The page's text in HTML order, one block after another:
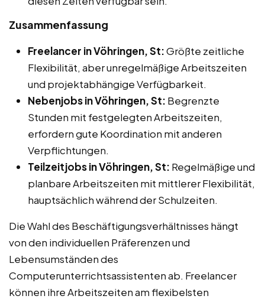
Zusammenfassung
Freelancer in Vöhringen, St:Größte zeitliche
Flexibilität, aber unregelmäßige Arbeitszeiten
und projektabhängige Verfügbarkeit.
Nebenjobs in Vöhringen, St: Begrenzte
Stunden mit festgelegten Arbeitszeiten,
erfordern gute Koordination mit anderen
Verpflichtungen.
Teilzeitjobs in Vöhringen, St: Regelmäßige und
planbare Arbeitszeiten mit mittlerer Flexibilität,
hauptsächlich während der Schulzeiten.
Die Wahl des Beschäftigungsverhältnisses hängt
von den individuellen Präferenzen und
Lebensumständen des
Computerunterrichtsassistenten ab. Freelancer
können ihre Arbeitszeiten am flexibelsten